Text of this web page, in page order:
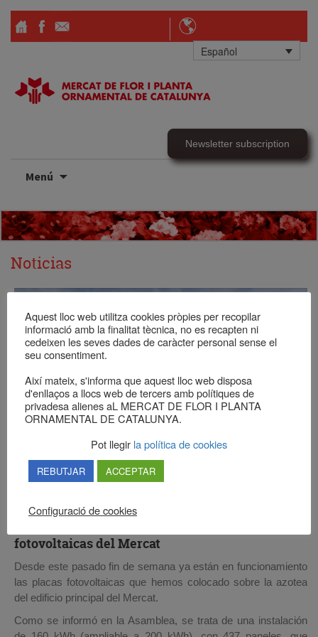
Español
Newsletter subscription
Menú
Noticias
fotovoltaicas del Mercat
Desde este pasado fin de semana ya están en funcionamiento
las placas fotovoltaicas que hemos colocado sobre la azotea
del edificio principal del Mercat.
Como se informó en la Asamblea, se trata de una instalación
Aquest lloc web utilitza cookies pròpies per recopilar
informació amb la finalitat tècnica, no es recapten ni
cedeixen les seves dades de caràcter personal sense el
seu consentiment.
Així mateix, s'informa que aquest lloc web disposa
d'enllaços a llocs web de tercers amb polítiques de
privadesa alienes aL MERCAT DE FLOR I PLANTA
ORNAMENTAL DE CATALUNYA.
Pot llegir la política de cookies
REBUTJAR ACCEPTAR
Configuració de cookies